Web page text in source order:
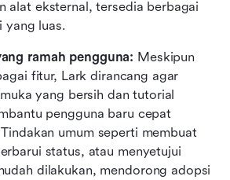
alat eksternal, tersedia berbagai
yang luas.
ramah pengguna: Meskipun
fitur, Lark dirancang agar
yang bersih dan tutorial
pengguna baru cepat
umum seperti membuat
status, atau menyetujui
dilakukan, mendorong adopsi